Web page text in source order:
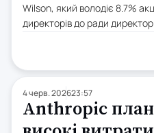
Wilson, який володіє 8.7%
директорів до ради
4 черв. 202623:57
Anthropic